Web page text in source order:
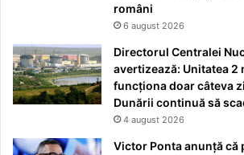
români
6 august 2026
Directorul Centralei
avertizează: Unitatea 2
funcționa doar câteva
Dunării continuă să
4 august 2026
Victor Ponta anunță că